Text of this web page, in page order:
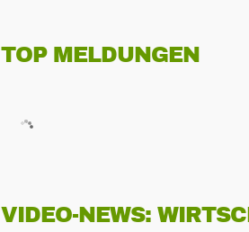
TOP MELDUNGEN
VIDEO-NEWS: